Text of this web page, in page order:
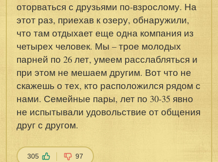
оторваться с друзьями по-взрослому. На
этот раз, приехав к озеру, обнаружили,
что там отдыхает еще одна компания из
четырех человек. Мы – трое молодых
парней по 26 лет, умеем расслабляться и
при этом не мешаем другим. Вот что не
скажешь о тех, кто расположился рядом с
нами. Семейные пары, лет по 30-35 явно
не испытывали удовольствие от общения
друг с другом.
305 97